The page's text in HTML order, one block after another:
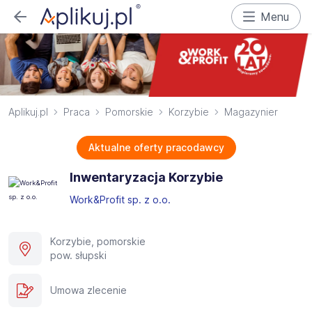
Menu
Aplikuj.pl Praca Pomorskie Korzybie Magazynier
Aktualne oferty pracodawcy
Inwentaryzacja Korzybie
Work&Profit sp. z o.o.
Korzybie, pomorskie
pow. słupski
Umowa zlecenie